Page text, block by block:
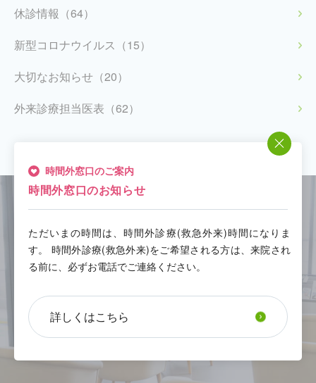
休診情報（64）
新型コロナウイルス（15）
大切なお知らせ（20）
外来診療担当医表（62）
お問い合わせ・ご相談
048-541-1131
時間外窓口のご案内
時間外窓口のお知らせ
ただいまの時間は、時間外診療(救急外来)時間になりま
す。 時間外診療(救急外来)をご希望される方は、来院され
る前に、必ずお電話でご連絡ください。
詳しくはこちら